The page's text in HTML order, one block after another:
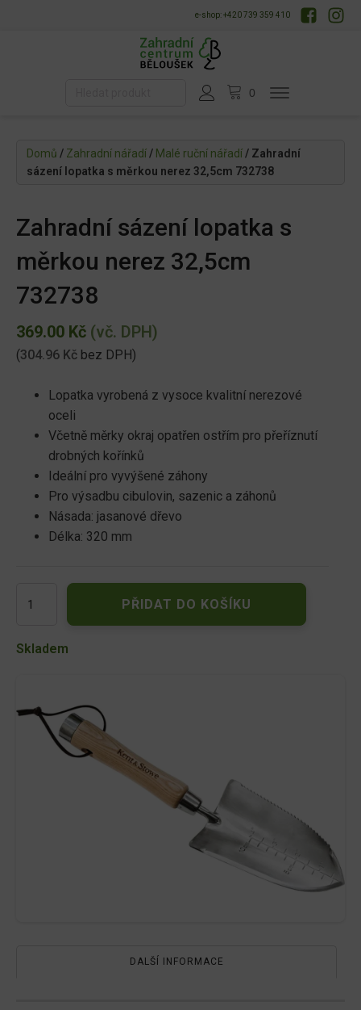
e-shop: +420 739 359 410
Domů / Zahradní nářadí/ Malé ruční nářadí/ Zahradní
sázení lopatka s měrkou nerez 32,5cm 732738
Zahradní sázení lopatka s
měrkou nerez 32,5cm
732738
369.00 Kč (vč. DPH)
(304.96 Kč bez DPH)
Lopatka vyrobená z vysoce kvalitní nerezové
oceli
Včetně měrky okraj opatřen ostřím pro přeříznutí
drobných kořínků
Ideální pro vyvýšené záhony
Pro výsadbu cibulovin, sazenic a záhonů
Násada: jasanové dřevo
Délka: 320 mm
sázení
s
732738
množství
PŘIDAT DO KOŠÍKU
Skladem
DALŠÍ INFORMACE